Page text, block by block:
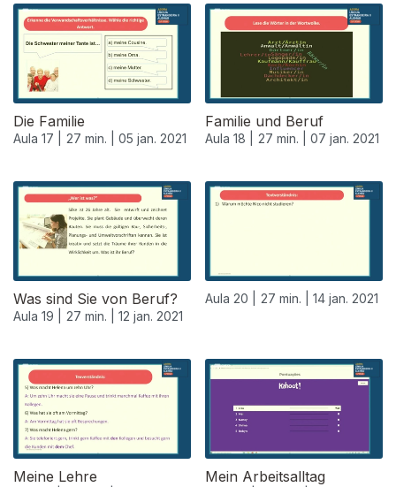
Die Familie
Aula 17 | 27 min. | 05 jan. 2021
Familie und Beruf
Aula 18 | 27 min. | 07 jan. 2021
Was sind Sie von Beruf?
Aula 19 | 27 min. | 12 jan. 2021
Aula 20 | 27 min. | 14 jan. 2021
Meine Lehre Mein Arbeitsalltag